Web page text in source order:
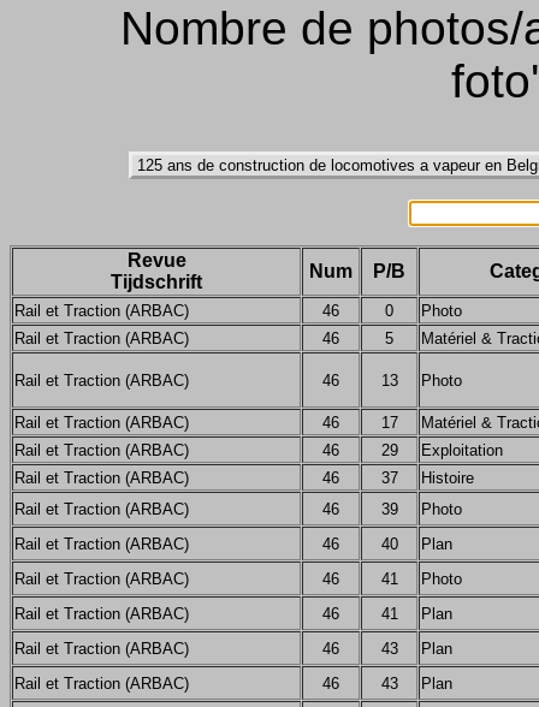
Nombre de
Revue
Tijdschrift
Num P/B
Rail et Traction (ARBAC) 46 0
Photo
Rail et Traction (ARBAC)
46 5 Matériel &
Rail et Traction (ARBAC) 46 13 Photo
Rail et Traction (ARBAC) 46 17
Matériel &
Rail et Traction (ARBAC)
46 29
Exploitation
Rail et Traction (ARBAC)
46 37
Histoire
Rail et Traction (ARBAC)
46 39
Photo
Rail et Traction (ARBAC)
46 40
Plan
Rail et Traction (ARBAC)
46 41
Photo
Rail et Traction (ARBAC)
46 41
Plan
Rail et Traction (ARBAC)
46 43
Plan
Rail et Traction (ARBAC)
46 43
Plan